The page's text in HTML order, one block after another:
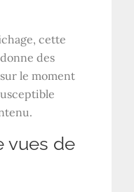
cette
des
le moment
vues de